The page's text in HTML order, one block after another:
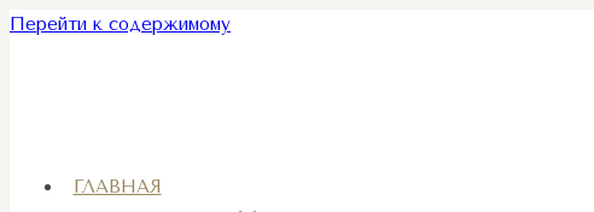
Перейти к содержимому
ГЛАВНАЯ